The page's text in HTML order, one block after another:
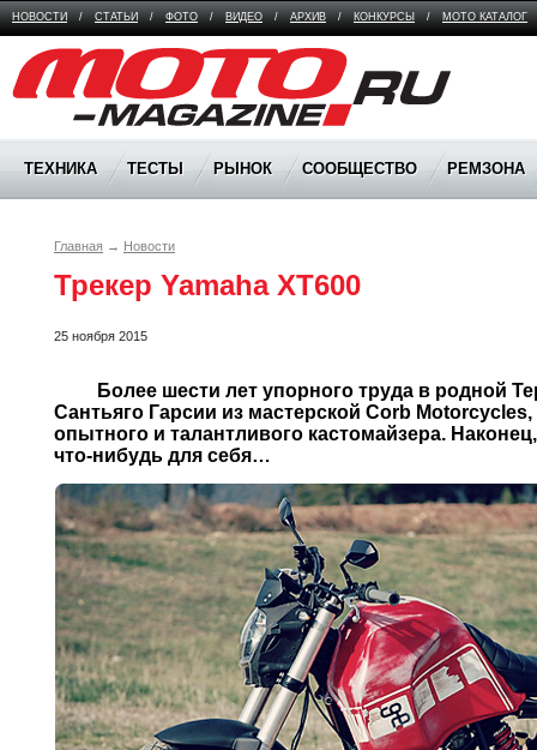
НОВОСТИ / СТАТЬИ / ФОТО / ВИДЕО / АРХИВ / КОНКУРСЫ / МОТО КАТАЛОГ
Moto Magazine
ТЕХНИКА ТЕСТЫ РЫНОК СООБЩЕСТВО РЕМЗОНА
Главная → Новости
Трекер Yamaha XT600
25 ноября 2015
Сантьяго Гарсии из мастерской Corb
опытного и талантливого кастомайзера.